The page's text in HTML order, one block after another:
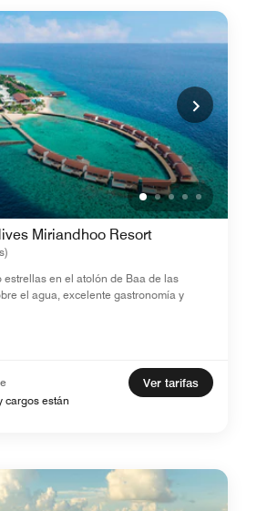
Miriandhoo Resort
estrellas en el atolón de Baa de las
el agua, excelente gastronomía y
cargos están
Ver tarifas